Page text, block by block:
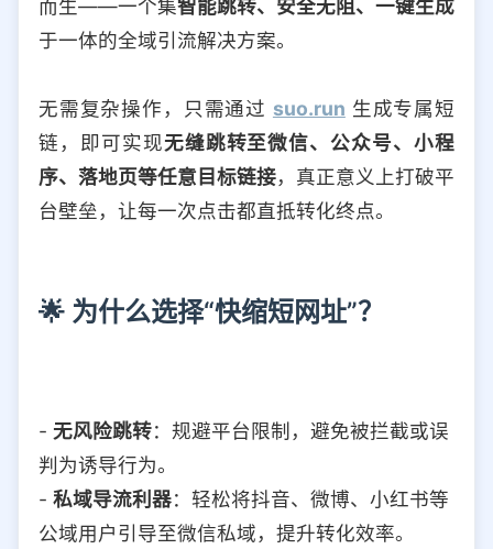
而生——一个集智能跳转、安全无阻、一键生成
于一体的全域引流解决方案。
无需复杂操作，只需通过 suo.run 生成专属短
链，即可实现无缝跳转至微信、公众号、小程
序、落地页等任意目标链接，真正意义上打破平
台壁垒，让每一次点击都直抵转化终点。
🌟 为什么选择“快缩短网址”？
- 无风险跳转：规避平台限制，避免被拦截或误
判为诱导行为。
- 私域导流利器：轻松将抖音、微博、小红书等
公域用户引导至微信私域，提升转化效率。